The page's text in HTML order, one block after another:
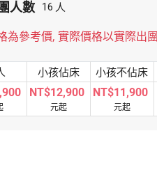
人數 16 人
為參考價, 實際價格以實際出
小孩佔床 小孩不佔床
NT$12,900
元起
NT$11,900
元起